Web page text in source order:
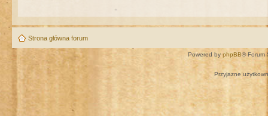
Strona główna forum
Powered by phpBB® Forum
Przyjazne